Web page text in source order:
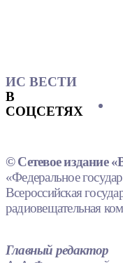
ИС ВЕСТИ
В
СОЦСЕТЯХ
© Сетевое издание
«Федеральное
Всероссийская
радиовещательная
Главный редактор